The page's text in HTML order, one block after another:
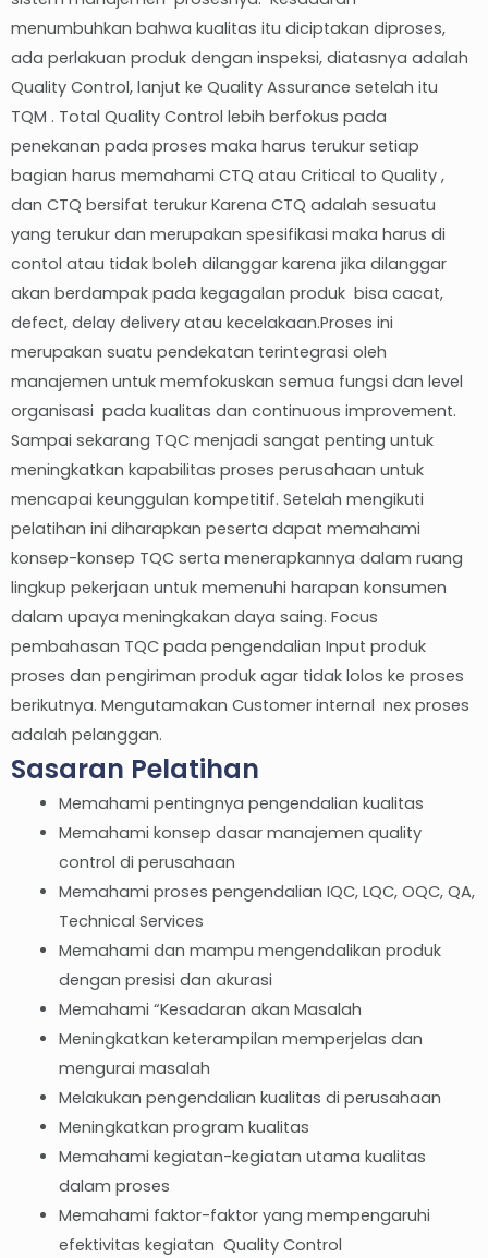
menumbuhkan bahwa kualitas itu diciptakan diproses,
ada perlakuan produk dengan inspeksi, diatasnya adalah
Quality Control, lanjut ke Quality Assurance setelah itu
TQM . Total Quality Control lebih berfokus pada
penekanan pada proses maka harus terukur setiap
bagian harus memahami CTQ atau Critical to Quality ,
dan CTQ bersifat terukur Karena CTQ adalah sesuatu
yang terukur dan merupakan spesifikasi maka harus di
contol atau tidak boleh dilanggar karena jika dilanggar
akan berdampak pada kegagalan produk bisa cacat,
defect, delay delivery atau kecelakaan.Proses ini
merupakan suatu pendekatan terintegrasi oleh
manajemen untuk memfokuskan semua fungsi dan level
organisasi pada kualitas dan continuous improvement.
Sampai sekarang TQC menjadi sangat penting untuk
meningkatkan kapabilitas proses perusahaan untuk
mencapai keunggulan kompetitif. Setelah mengikuti
pelatihan ini diharapkan peserta dapat memahami
konsep-konsep TQC serta menerapkannya dalam ruang
lingkup pekerjaan untuk memenuhi harapan konsumen
dalam upaya meningkakan daya saing. Focus
pembahasan TQC pada pengendalian Input produk
proses dan pengiriman produk agar tidak lolos ke proses
berikutnya. Mengutamakan Customer internal nex proses
adalah pelanggan.
Sasaran Pelatihan
Memahami pentingnya pengendalian kualitas
Memahami konsep dasar manajemen quality
control di perusahaan
Memahami proses pengendalian IQC, LQC, OQC, QA,
Technical Services
Memahami dan mampu mengendalikan produk
dengan presisi dan akurasi
Memahami “Kesadaran akan Masalah
Meningkatkan keterampilan memperjelas dan
mengurai masalah
Melakukan pengendalian kualitas di perusahaan
Meningkatkan program kualitas
Memahami kegiatan-kegiatan utama kualitas
dalam proses
Memahami faktor-faktor yang mempengaruhi
efektivitas kegiatan Quality Control